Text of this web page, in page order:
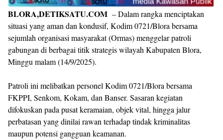
BLORA,DETIKSATU.COM – Dalam rangka menciptakan
situasi yang aman dan kondusif, Kodim 0721/Blora bersama
sejumlah organisasi masyarakat (Ormas) menggelar patroli
gabungan di berbagai titik strategis wilayah Kabupaten Blora,
Minggu malam (14/9/2025).
Patroli ini melibatkan personel Kodim 0721/Blora bersama
FKPPI, Senkom, Kokam, dan Banser. Sasaran kegiatan
difokuskan pada pusat keramaian, objek vital, hingga jalur
perbatasan yang dinilai rawan terhadap tindak kriminalitas
maupun potensi gangguan keamanan.